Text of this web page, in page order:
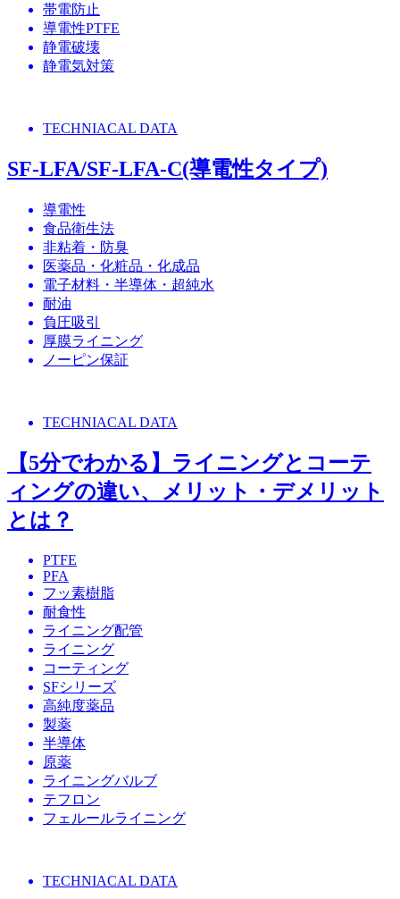
帯電防止
導電性PTFE
静電破壊
静電気対策
TECHNIACAL DATA
SF-LFA/SF-LFA-C(導電性タイプ)
導電性
食品衛生法
非粘着・防臭
医薬品・化粧品・化成品
電子材料・半導体・超純水
耐油
負圧吸引
厚膜ライニング
ノーピン保証
TECHNIACAL DATA
【5分でわかる】ライニングとコーテ
ィングの違い、メリット・デメリット
とは？
PTFE
PFA
フッ素樹脂
耐食性
ライニング配管
ライニング
コーティング
SFシリーズ
高純度薬品
製薬
半導体
原薬
ライニングバルブ
テフロン
フェルールライニング
TECHNIACAL DATA